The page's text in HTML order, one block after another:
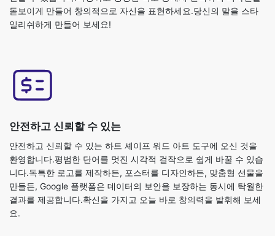
돋보이게 만들어 창의적으로 자신을 표현하세요.당신의 말을 스타
일리쉬하게 만들어 보세요!
안전하고 신뢰할 수 있는
안전하고 신뢰할 수 있는 하트 셰이프 워드 아트 도구에 오신 것을
환영합니다.평범한 단어를 멋진 시각적 걸작으로 쉽게 바꿀 수 있습
니다.독특한 로고를 제작하든, 포스터를 디자인하든, 맞춤형 선물을
만들든, Google 플랫폼은 데이터의 보안을 보장하는 동시에 탁월한
결과를 제공합니다.확신을 가지고 오늘 바로 창의력을 발휘해 보세
요.